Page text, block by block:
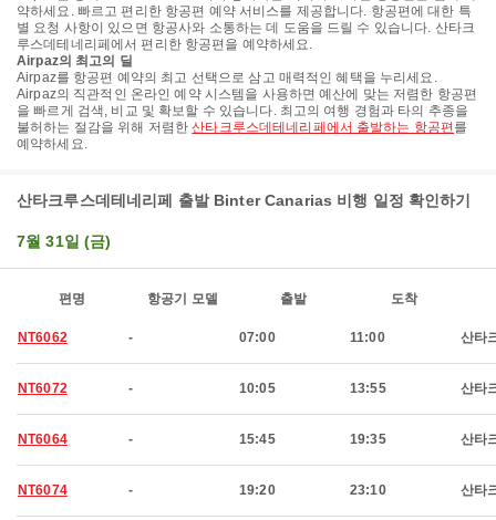
약하세요. 빠르고 편리한 항공편 예약 서비스를 제공합니다. 항공편에 대한 특
별 요청 사항이 있으면 항공사와 소통하는 데 도움을 드릴 수 있습니다. 산타크
루스데테네리페에서 편리한 항공편을 예약하세요.
Airpaz의 최고의 딜
Airpaz를 항공편 예약의 최고 선택으로 삼고 매력적인 혜택을 누리세요.
Airpaz의 직관적인 온라인 예약 시스템을 사용하면 예산에 맞는 저렴한 항공편
을 빠르게 검색, 비교 및 확보할 수 있습니다. 최고의 여행 경험과 타의 추종을
불허하는 절감을 위해 저렴한산타크루스데테네리페에서 출발하는 항공편 를
예약하세요.
산타크루스데테네리페 출발 Binter Canarias 비행 일정 확인하기
7월 31일 (금)
편명 항공기 모델 출발 도착
NT6062 - 07:00 11:00 산타
NT6072 - 10:05 13:55 산타
NT6064 - 15:45 19:35 산타
NT6074 - 19:20 23:10 산타